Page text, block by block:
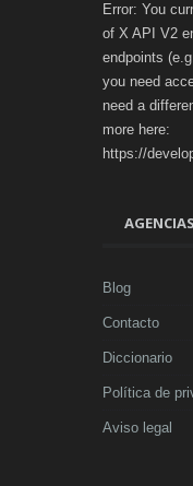
Error: You
of X API V2
endpoints
you need
need a
more here:
https://
Blog
Contacto
Diccionario
Política de
Aviso legal